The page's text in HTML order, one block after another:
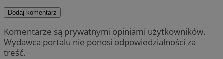
Dodaj komentarz
Komentarze są prywatnymi opiniami użytkowników.
Wydawca portalu nie ponosi odpowiedzialności za
treść.